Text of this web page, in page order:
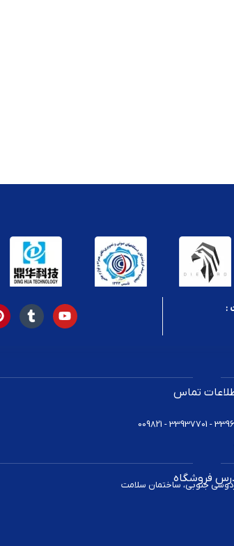
:
تماس
فروشگاه
جنوبی، ساختمان سلامت